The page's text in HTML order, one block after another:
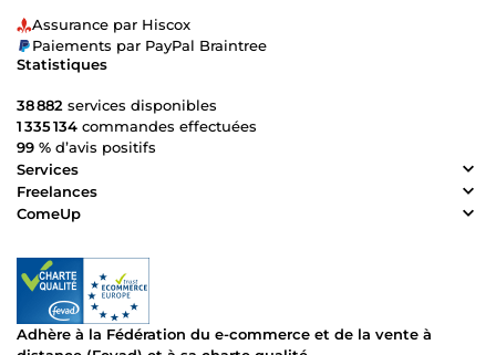
Assurance par Hiscox
Paiements par PayPal Braintree
Statistiques
38 882 services disponibles
1 335 134 commandes effectuées
99 % d’avis positifs
Services
Freelances
ComeUp
Adhère à la Fédération du e-commerce et de la vente à